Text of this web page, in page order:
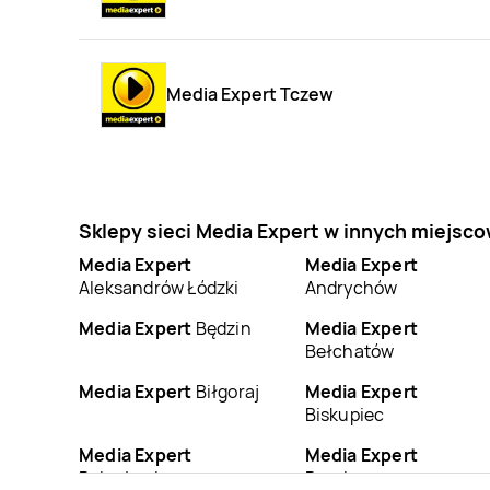
Media Expert Tczew
Sklepy sieci Media Expert w innych
Media Expert
Aleksandrów Łódzki
Media Expert
Andrychów
Media Expert Będzin
Media Expert
Bełchatów
Media Expert Biłgoraj
Media Expert
Biskupiec
Media Expert
Bolesławiec
Media Expert
Braniewo